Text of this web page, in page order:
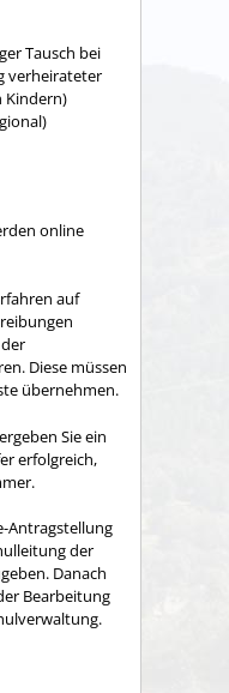
Tausch bei
verheirateter
Kindern)
online
auf
Diese müssen
übernehmen.
Sie ein
erfolgreich,
Antragstellung
der
Danach
Bearbeitung